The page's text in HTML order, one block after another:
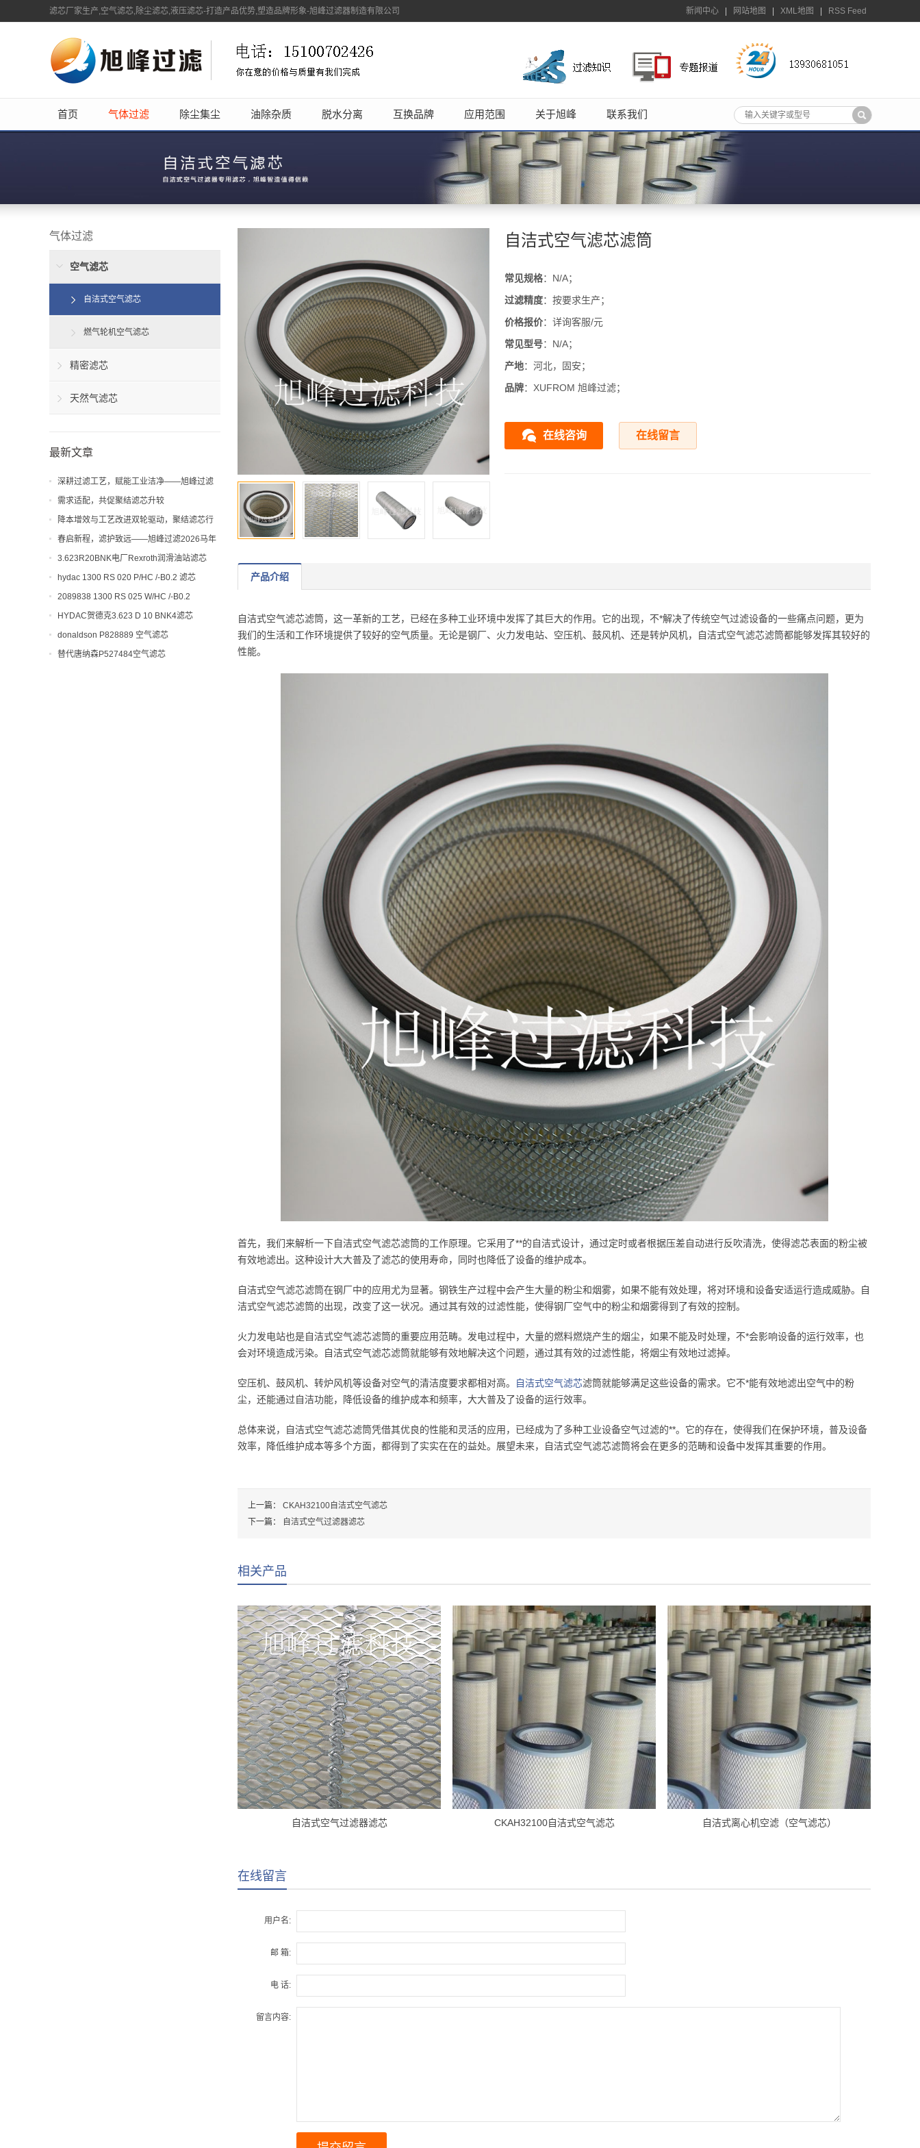
滤芯厂家生产,空气滤芯,除尘滤芯,液压滤芯-打造产品优势,塑造品牌形象-旭峰过滤器制造有限公司 新闻中心 网站地图 XML地图 RSS Feed
首页 气体过滤 除尘集尘 油除杂质 脱水分离 互换品牌 应用范围 关于旭峰 联系我们
自洁式空气滤芯滤筒
常见规格：N/A；
过滤精度：按要求生产；
价格报价：详询客服/元
常见型号：N/A；
产地：河北，固安；
品牌：XUFROM 旭峰过滤；
在线咨询 在线留言
产品介绍
自洁式空气滤芯滤筒，这一革新的工艺，已经在多种工业环境中发挥了其巨大的作用。它的出现，不*解决了传统空气过滤设备的一些痛点问题，更为
我们的生活和工作环境提供了较好的空气质量。无论是钢厂、火力发电站、空压机、鼓风机、还是转炉风机，自洁式空气滤芯滤筒都能够发挥其较好的
性能。
首先，我们来解析一下自洁式空气滤芯滤筒的工作原理。它采用了**的自洁式设计，通过定时或者根据压差自动进行反吹清洗，使得滤芯表面的粉尘被
有效地滤出。这种设计大大普及了滤芯的使用寿命，同时也降低了设备的维护成本。
自洁式空气滤芯滤筒在钢厂中的应用尤为显著。钢铁生产过程中会产生大量的粉尘和烟雾，如果不能有效处理，将对环境和设备安适运行造成威胁。自
洁式空气滤芯滤筒的出现，改变了这一状况。通过其有效的过滤性能，使得钢厂空气中的粉尘和烟雾得到了有效的控制。
火力发电站也是自洁式空气滤芯滤筒的重要应用范畴。发电过程中，大量的燃料燃烧产生的烟尘，如果不能及时处理，不*会影响设备的运行效率，也
会对环境造成污染。自洁式空气滤芯滤筒就能够有效地解决这个问题，通过其有效的过滤性能，将烟尘有效地过滤掉。
空压机、鼓风机、转炉风机等设备对空气的清洁度要求都相对高。 自洁式空气滤芯滤筒就能够满足这些设备的需求。它不*能有效地滤出空气中的粉
尘，还能通过自洁功能，降低设备的维护成本和频率，大大普及了设备的运行效率。
总体来说，自洁式空气滤芯滤筒凭借其优良的性能和灵活的应用，已经成为了多种工业设备空气过滤的**。它的存在，使得我们在保护环境，普及设备
效率，降低维护成本等多个方面，都得到了实实在在的益处。展望未来，自洁式空气滤芯滤筒将会在更多的范畴和设备中发挥其重要的作用。
上一篇： CKAH32100自洁式空气滤芯
下一篇：
自洁式空气过滤器滤芯
相关产品
自洁式空气过滤器滤芯 CKAH32100自洁式空气滤芯 自洁式离心机空滤（空气滤芯）
在线留言
用户名:
邮 箱:
电 话:
留言内容:
气体过滤
空气滤芯
自洁式空气滤芯
燃气轮机空气滤芯
精密滤芯
天然气滤芯
最新文章
深耕过滤工艺，赋能工业洁净——旭峰过滤
解析聚结滤芯工艺与应用价值
需求适配，共促聚结滤芯升较
降本增效与工艺改进双轮驱动，聚结滤芯行
业迎来新机遇
春启新程，滤护致远——旭峰过滤2026马年
开工大吉！
3.623R20BNK电厂Rexroth润滑油站滤芯
hydac 1300 RS 020 P/HC /-B0.2 滤芯
2089838 1300 RS 025 W/HC /-B0.2
HYDAC贺德克3.623 D 10 BNK4滤芯
donaldson P828889 空气滤芯
替代唐纳森P527484空气滤芯